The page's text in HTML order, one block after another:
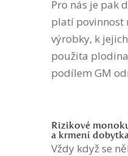
Pro nás je pak
platí povinnost
výrobky, k
použita
podílem GM
Rizikové
a krmení dobytka
Vždy když se